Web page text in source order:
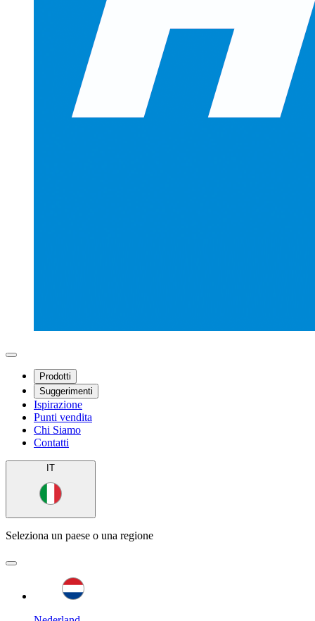
Prodotti
Suggerimenti
Ispirazione
Punti vendita
Chi Siamo
Contatti
IT
Seleziona un paese o una regione